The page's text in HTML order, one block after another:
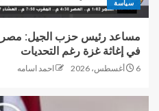
قاضي
سياسة
مساعد رئيس حزب الجيل: مصر
في إغاثة غزة رغم التحديات
6 أغسطس، 2026 احمد اسامه